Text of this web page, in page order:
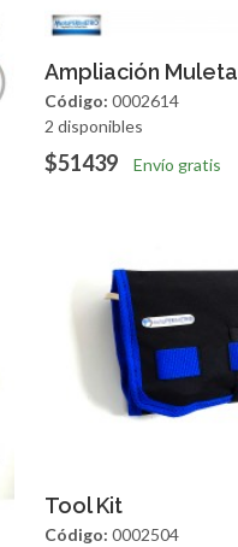
Agregar
Ampliación Muleta
Código: 0002614
2 disponibles
$51439 Envío gratis
Agregar
Tool Kit
Código: 0002504